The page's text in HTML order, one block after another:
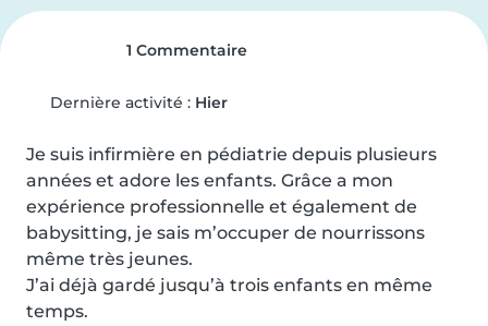
1 Commentaire
Dernière activité : Hier
Je suis infirmière en pédiatrie depuis plusieurs
années et adore les enfants. Grâce a mon
expérience professionnelle et également de
babysitting, je sais m’occuper de nourrissons
même très jeunes.
J’ai déjà gardé jusqu’à trois enfants en même
temps.